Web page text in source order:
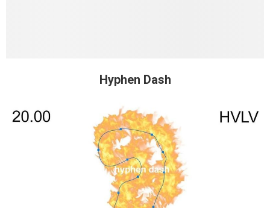
Hyphen Dash